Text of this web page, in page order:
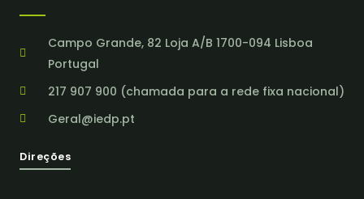
Campo Grande, 82 Loja A/B 1700-094 Lisboa
Portugal
217 907 900 (chamada para a rede fixa nacional)
Geral@iedp.pt
Direções